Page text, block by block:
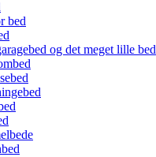
bed
og det meget lille bed